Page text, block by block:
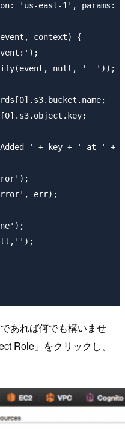
'us-east-1',
context) {
null, '  '));
' + key + ' at ' +
err);
あれば何でも構いませ
Role」をクリックし、